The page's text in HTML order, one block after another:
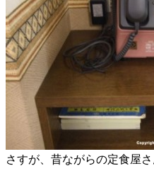
さすが、昔ながらの定食屋さ